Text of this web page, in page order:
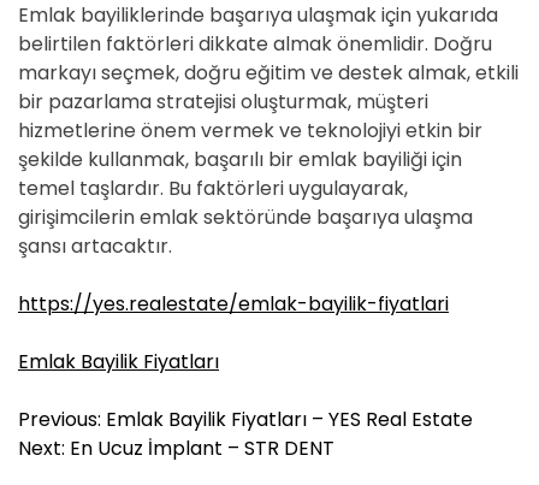
Emlak bayiliklerinde başarıya ulaşmak için yukarıda
belirtilen faktörleri dikkate almak önemlidir. Doğru
markayı seçmek, doğru eğitim ve destek almak, etkili
bir pazarlama stratejisi oluşturmak, müşteri
hizmetlerine önem vermek ve teknolojiyi etkin bir
şekilde kullanmak, başarılı bir emlak bayiliği için
temel taşlardır. Bu faktörleri uygulayarak,
girişimcilerin emlak sektöründe başarıya ulaşma
şansı artacaktır.
https://yes.realestate/emlak-bayilik-fiyatlari
Emlak Bayilik Fiyatları
Y
a
Previous: Emlak Bayilik Fiyatları – YES Real Estate
Next: En Ucuz İmplant – STR DENT